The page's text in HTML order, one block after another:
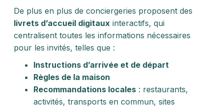
De plus en plus de conciergeries proposent des
livrets d’accueil digitaux interactifs, qui
centralisent toutes les informations nécessaires
pour les invités, telles que :
Instructions d’arrivée et de départ
Règles de la maison
Recommandations locales : restaurants,
activités, transports en commun, sites